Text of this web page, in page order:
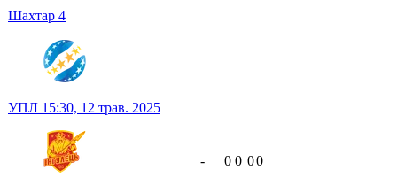
Шахтар 4
УПЛ 15:30, 12 трав. 2025
- 0 0 00